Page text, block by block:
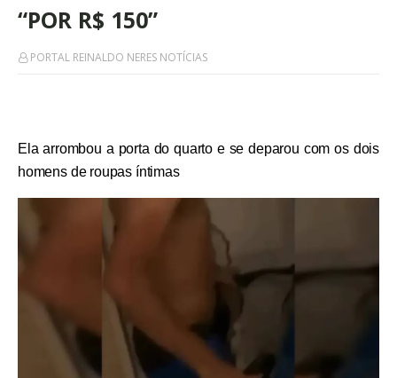
“POR R$ 150”
PORTAL REINALDO NERES NOTÍCIAS
Ela arrombou a porta do quarto e se deparou com os dois
homens de roupas íntimas